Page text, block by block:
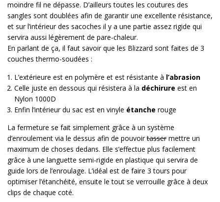
moindre fil ne dépasse. D’ailleurs toutes les coutures des
sangles sont doublées afin de garantir une excellente résistance,
et sur l’intérieur des sacoches il y a une partie assez rigide qui
servira aussi légèrement de pare-chaleur.
En parlant de ça, il faut savoir que les Blizzard sont faites de 3
couches thermo-soudées :
L’extérieure est en polymère et est résistante à l’abrasion
Celle juste en dessous qui résistera à la déchirure est en
Nylon 1000D
Enfin l’intérieur du sac est en vinyle étanche rouge
La fermeture se fait simplement grâce à un système
d’enroulement via le dessus afin de pouvoirtassermettre un
maximum de choses dedans. Elle s’effectue plus facilement
grâce à une languette semi-rigide en plastique qui servira de
guide lors de l’enroulage. L’idéal est de faire 3 tours pour
optimiser l’étanchéité, ensuite le tout se verrouille grâce à deux
clips de chaque coté.